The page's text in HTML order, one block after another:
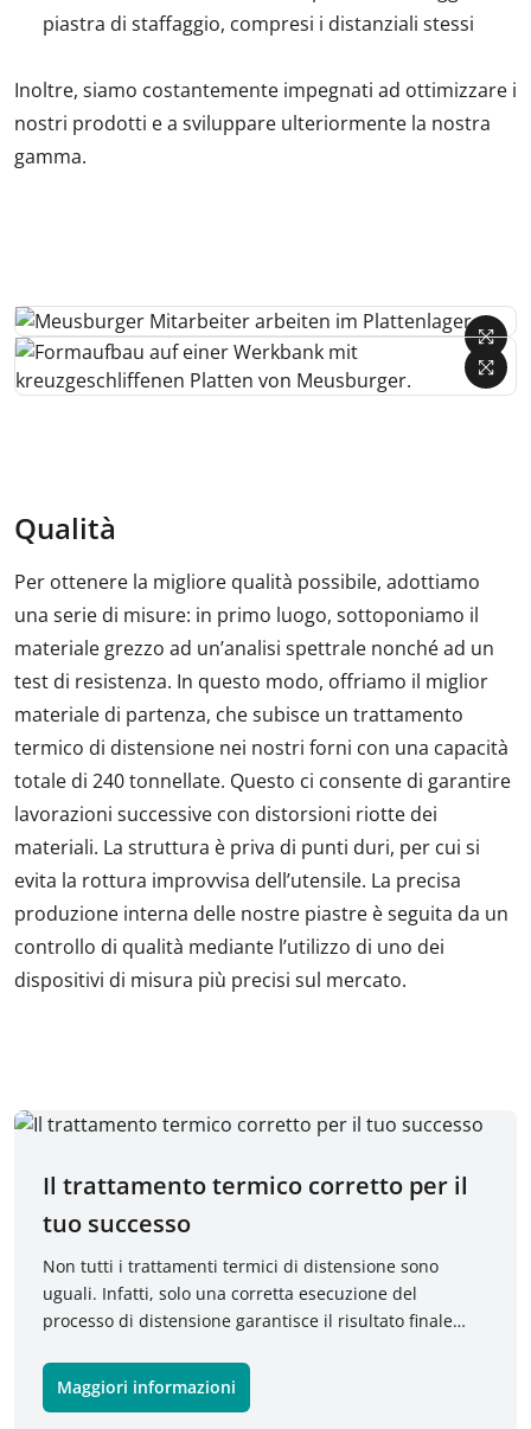
piastra di staffaggio, compresi i distanziali stessi
Inoltre, siamo costantemente impegnati ad ottimizzare i
nostri prodotti e a sviluppare ulteriormente la nostra
gamma.
Qualità
Per ottenere la migliore qualità possibile, adottiamo
una serie di misure: in primo luogo, sottoponiamo il
materiale grezzo ad un’analisi spettrale nonché ad un
test di resistenza. In questo modo, offriamo il miglior
materiale di partenza, che subisce un trattamento
termico di distensione nei nostri forni con una capacità
totale di 240 tonnellate. Questo ci consente di garantire
lavorazioni successive con distorsioni riotte dei
materiali. La struttura è priva di punti duri, per cui si
evita la rottura improvvisa dell’utensile. La precisa
produzione interna delle nostre piastre è seguita da un
controllo di qualità mediante l’utilizzo di uno dei
dispositivi di misura più precisi sul mercato.
Il trattamento termico corretto per il
tuo successo
Non tutti i trattamenti termici di distensione sono
uguali. Infatti, solo una corretta esecuzione del
processo di distensione garantisce il risultato finale
forni di distensione da circa 30 anni.
Maggiori informazioni